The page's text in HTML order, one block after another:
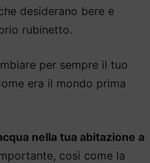
desiderano bere e
rubinetto.
per sempre il tuo
era il mondo prima
nella tua abitazione a
così come la